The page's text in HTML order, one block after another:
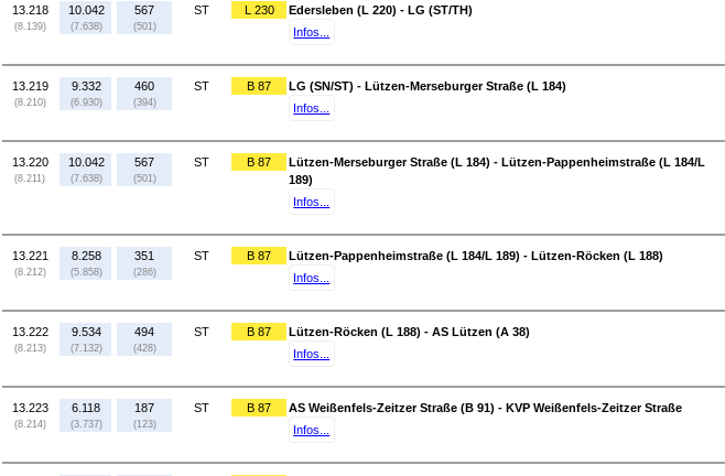
13.218
(8.139)
10.042
(7.638)
567
(501)
ST L 230
Edersleben (L 220) - LG (ST/TH)
Infos...
13.219
(8.210)
9.332
(6.930)
460
(394)
ST B 87
LG (SN/ST) - Lützen-Merseburger Straße (L 184)
Infos...
13.220
(8.211)
10.042
(7.638)
567
(501)
ST B 87
Lützen-Merseburger Straße (L 184) - Lützen-Pappenheimstraße (L 184/L
189)
Infos...
13.221
(8.212)
8.258
(5.858)
351
(286)
ST B 87
Lützen-Pappenheimstraße (L 184/L 189) - Lützen-Röcken (L 188)
Infos...
13.222
(8.213)
9.534
(7.132)
494
(428)
ST B 87
Lützen-Röcken (L 188) - AS Lützen (A 38)
Infos...
13.223
(8.214)
6.118
(3.737)
187
(123)
ST B 87
AS Weißenfels-Zeitzer Straße (B 91) - KVP Weißenfels-Zeitzer Straße
Infos...